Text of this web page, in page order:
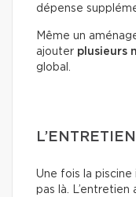
dépense
Même un
ajouter plusieurs
global.
Une fois la piscine
pas là. L’entretien